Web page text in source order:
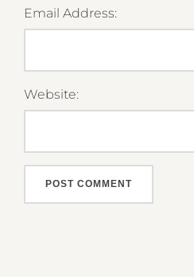
Email Address:
Website: